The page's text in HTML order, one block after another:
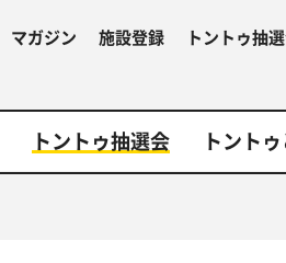
マガジン 施設登録 トントゥ抽
トントゥ抽選会 トント